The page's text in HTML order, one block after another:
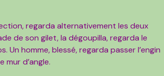
regarda alternativement les deux
de son gilet, la dégoupilla, regarda le
Un homme, blessé, regarda passer l’engin
mur d’angle.